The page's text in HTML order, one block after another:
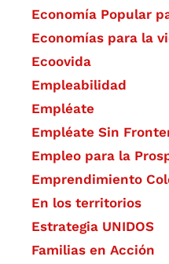
Economía Popular
Economías para la
Ecoovida
Empleabilidad
Empléate
Empléate Sin
Empleo para la
Emprendimiento
En los territorios
Estrategia UNIDOS
Familias en Acción